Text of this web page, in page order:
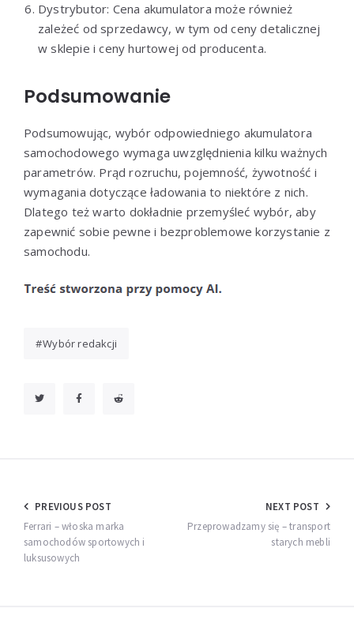
Dystrybutor: Cena akumulatora może również
zależeć od sprzedawcy, w tym od ceny detalicznej
w sklepie i ceny hurtowej od producenta.
Podsumowanie
Podsumowując, wybór odpowiedniego akumulatora
samochodowego wymaga uwzględnienia kilku ważnych
parametrów. Prąd rozruchu, pojemność, żywotność i
wymagania dotyczące ładowania to niektóre z nich.
Dlatego też warto dokładnie przemyśleć wybór, aby
zapewnić sobie pewne i bezproblemowe korzystanie z
samochodu.
Wybór redakcji
Nawigacja
wpisu
PREVIOUS POST
Ferrari – włoska marka
samochodów sportowych i
luksusowych
NEXT POST
Przeprowadzamy się – transport
starych mebli